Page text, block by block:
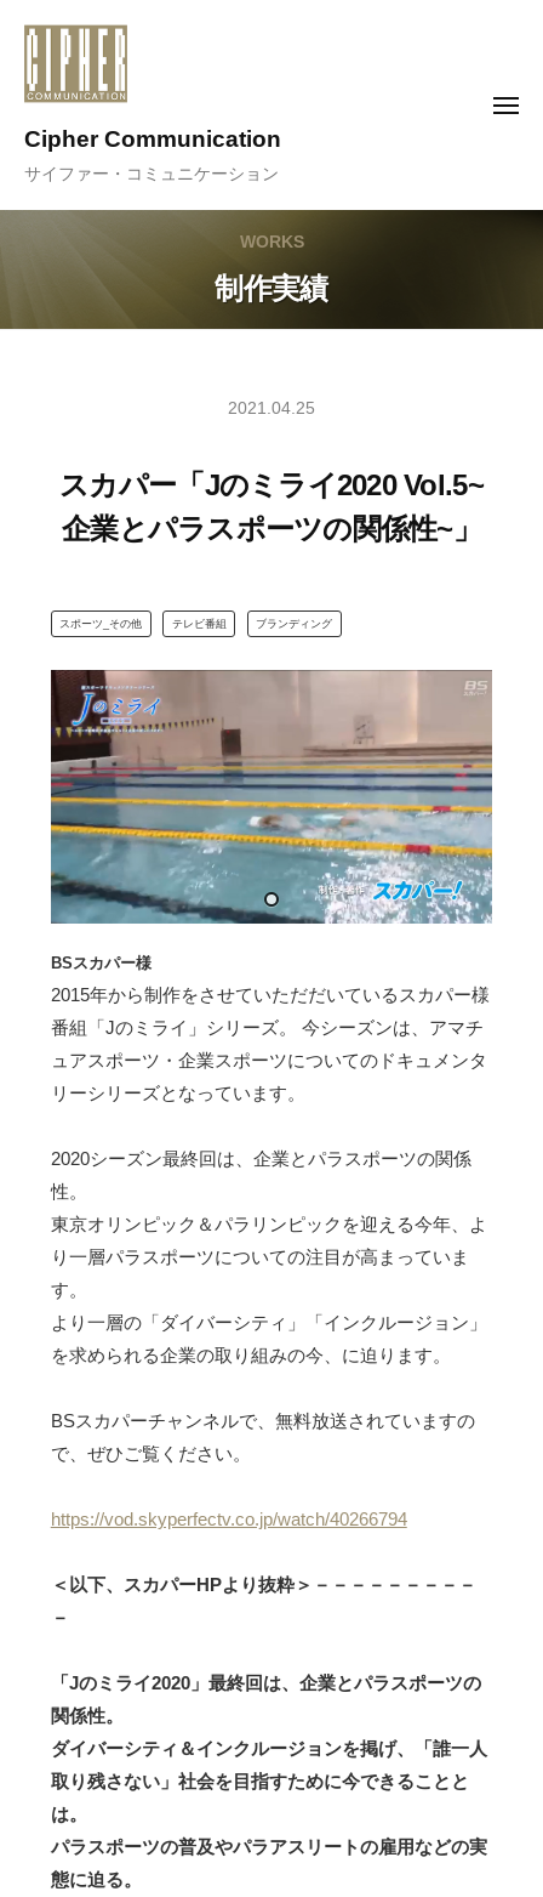
ス
Cipher Communication
サイファー・コミュニケーション
メ
WORKS
制作実績
2021.04.25
スカパー「Jのミライ2020 Vol.5~
企業とパラスポーツの関係性~」
スポーツ_その他 テレビ番組 ブランディング
BSスカパー様
2015年から制作をさせていただだいているスカパー様
番組「Jのミライ」シリーズ。 今シーズンは、アマチ
ュアスポーツ・企業スポーツについてのドキュメンタ
リーシリーズとなっています。
2020シーズン最終回は、企業とパラスポーツの関係
性。
東京オリンピック＆パラリンピックを迎える今年、よ
り一層パラスポーツについての注目が高まっていま
す。
より一層の「ダイバーシティ」「インクルージョン」
を求められる企業の取り組みの今、に迫ります。
BSスカパーチャンネルで、無料放送されていますの
で、ぜひご覧ください。
https://vod.skyperfectv.co.jp/watch/40266794
＜以下、スカパーHPより抜粋＞－－－－－－－－－
－
「Jのミライ2020」最終回は、企業とパラスポーツの
関係性。
ダイバーシティ＆インクルージョンを掲げ、「誰一人
取り残さない」社会を目指すために今できることと
は。
パラスポーツの普及やパラアスリートの雇用などの実
態に迫る。